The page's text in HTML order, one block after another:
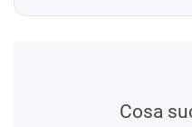
Cosa